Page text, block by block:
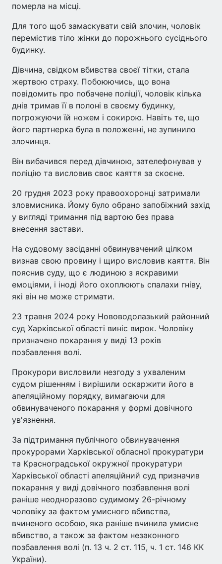
померла на місці.
Для того щоб замаскувати свій злочин, чоловік
перемістив тіло жінки до порожнього сусіднього
будинку.
Дівчина, свідком вбивства своєї тітки, стала
жертвою страху. Побоюючись, що вона
повідомить про побачене поліції, чоловік кілька
днів тримав її в полоні в своєму будинку,
погрожуючи їй ножем і сокирою. Навіть те, що
його партнерка була в положенні, не зупинило
злочинця.
Він вибачився перед дівчиною, зателефонував у
поліцію та висловив своє каяття за скоєне.
20 грудня 2023 року правоохоронці затримали
зловмисника. Йому було обрано запобіжний захід
у вигляді тримання під вартою без права
внесення застави.
На судовому засіданні обвинувачений цілком
визнав свою провину і щиро висловив каяття. Він
пояснив суду, що є людиною з яскравими
емоціями, і іноді його охоплюють спалахи гніву,
які він не може стримати.
23 травня 2024 року Нововодолазький районний
суд Харківської області виніс вирок. Чоловіку
призначено покарання у виді 13 років
позбавлення волі.
Прокурори висловили незгоду з ухваленим
судом рішенням і вирішили оскаржити його в
апеляційному порядку, вимагаючи для
обвинуваченого покарання у формі довічного
ув'язнення.
За підтримання публічного обвинувачення
прокурорами Харківської обласної прокуратури
та Красноградської окружної прокуратури
Харківської області апеляційний суд призначив
покарання у виді довічного позбавлення волі
раніше неодноразово судимому 26-річному
чоловіку за фактом умисного вбивства,
вчиненого особою, яка раніше вчинила умисне
вбивство, а також за фактом незаконного
позбавлення волі (п. 13 ч. 2 ст. 115, ч. 1 ст. 146 КК
України).